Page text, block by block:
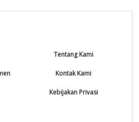
Tentang Kami
Kontak Kami
Kebijakan Privasi